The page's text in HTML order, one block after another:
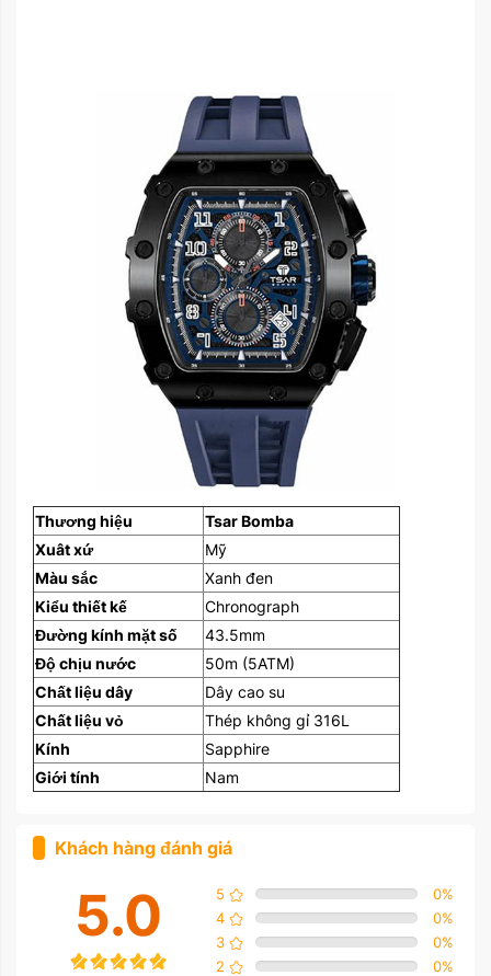
Thương hiệu
Tsar Bomba
Xuât xứ
Mỹ
Màu sắc
Xanh đen
Kiểu thiết kế
Chronograph
Đường kính mặt số
43.5mm
Độ chịu nước
50m (5ATM)
Chất liệu dây
Dây cao su
Chất liệu vỏ
Thép không gỉ 316L
Kính
Sapphire
Giới tính
Nam
Khách hàng đánh giá
5.0 5 0%
4
0%
3
0%
2
0%